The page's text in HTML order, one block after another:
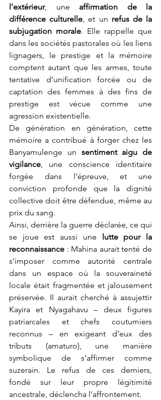
l’extérieur, une affirmation de la
différence culturelle, et un refus de la
subjugation morale. Elle rappelle que
dans les sociétés pastorales où les liens
lignagers, le prestige et la mémoire
comptent autant que les armes, toute
tentative d’unification forcée ou de
captation des femmes à des fins de
prestige est vécue comme une
agression existentielle.
De génération en génération, cette
mémoire a contribué à forger chez les
Banyamulenge un sentiment aigu de
vigilance, une conscience identitaire
forgée dans l’épreuve, et une
conviction profonde que la dignité
collective doit être défendue, même au
prix du sang.
Ainsi, derrière la guerre déclarée, ce qui
se joue est aussi une lutte pour la
reconnaissance : Mahina aurait tenté de
s’imposer comme autorité centrale
dans un espace où la souveraineté
locale était fragmentée et jalousement
préservée. Il aurait cherché à assujettir
Kayira et Nyagahavu – deux figures
patriarcales et chefs coutumiers
reconnus – en exigeant d’eux des
tributs (amaturo), une manière
symbolique de s’affirmer comme
suzerain. Le refus de ces derniers,
fondé sur leur propre légitimité
ancestrale, déclencha l’affrontement.